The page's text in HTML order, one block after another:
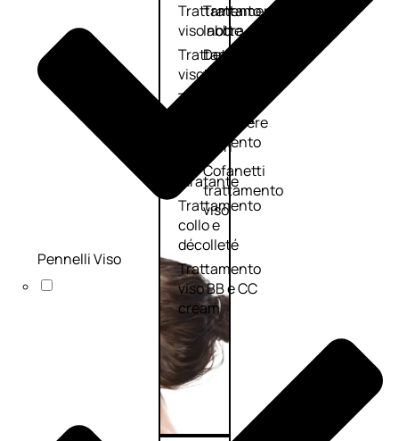
Trattamento
viso notte
Trattamento
viso 24 ore
Trattamento
viso antietà
Trattamento
idratante
Trattamento
collo e
décolleté
Trattamento
viso BB e CC
cream
Trattamento
labbra
Detergenti
trattanti
Maschere
Sieri
Cofanetti
trattamento
viso
Pennelli Viso